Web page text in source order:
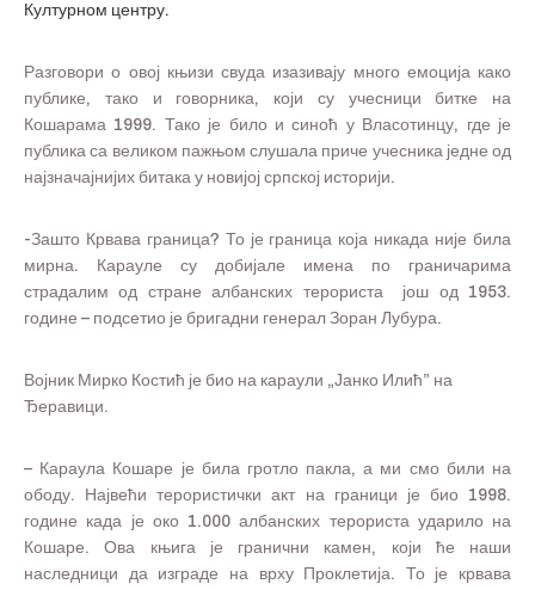
Културном центру.
Разговори о овој књизи свуда изазивају много емоција како
публике, тако и говорника, који су учесници битке на
Кошарама 1999. Тако је било и синоћ у Власотинцу, где је
публика са великом пажњом слушала приче учесника једне од
најзначајнијих битака у новијој српској историји.
-Зашто Крвава граница? То је граница која никада није била
мирна. Карауле су добијале имена по граничарима
страдалим од стране албанских терориста још од 1953.
године – подсетио је бригадни генерал Зоран Лубура.
Војник Мирко Костић је био на караули „Јанко Илић” на
Ђеравици.
– Караула Кошаре је била гротло пакла, а ми смо били на
ободу. Највећи терористички акт на граници је био 1998.
године када је око 1.000 албанских терориста ударило на
Кошаре. Ова књига је гранични камен, који ће наши
наследници да изграде на врху Проклетија. То је крвава